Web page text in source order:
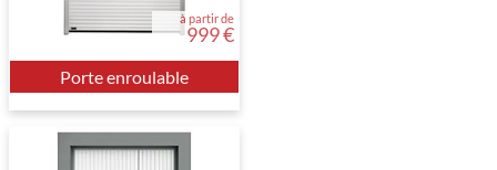
à partir de
999 €
Porte enroulable